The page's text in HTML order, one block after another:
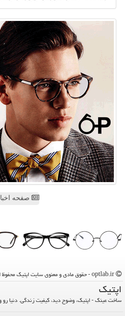
صفحه
اپتیك
ساخت عینک - اپتیک، وضوح دید، کیفیت زندگی. دنیا رو